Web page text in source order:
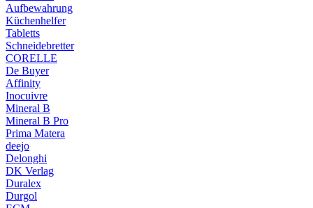
Aufbewahrung
Küchenhelfer
Tabletts
Schneidebretter
CORELLE
De Buyer
Affinity
Inocuivre
Mineral B
Mineral B Pro
Prima Matera
deejo
Delonghi
DK Verlag
Duralex
Durgol